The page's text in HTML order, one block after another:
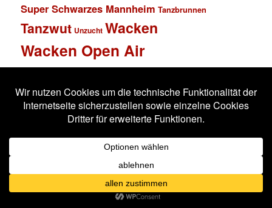
Super Schwarzes Mannheim Tanzbrunnen
Tanzwut Unzucht Wacken
Wacken Open Air
Wave Gotik Treffen
Wiesbaden Xandria
Impressum
Stolz präsentiert von WordPress